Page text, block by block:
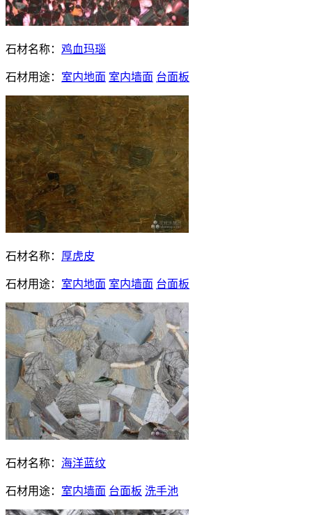
石材名称： 鸡血玛瑙
石材用途： 室内地面 室内墙面 台面板
石材名称： 厚虎皮
石材用途： 室内地面 室内墙面 台面板
石材名称： 海洋蓝纹
石材用途： 室内墙面 台面板 洗手池